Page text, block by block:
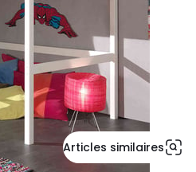
Articles similaires